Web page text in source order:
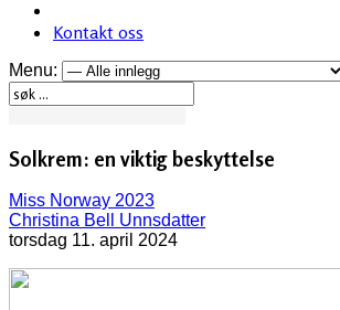
Kontakt oss
Menu:
Solkrem: en viktig beskyttelse
Miss Norway 2023
Christina Bell Unnsdatter
torsdag 11. april 2024